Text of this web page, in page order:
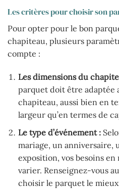
Les critères pour choisir son
Pour opter pour le bon
chapiteau, plusieurs
compte :
Les dimensions du
parquet doit être adaptée
chapiteau, aussi bien en
largeur qu’en termes de
Le type d’événement :
mariage, un anniversaire,
exposition, vos besoins
varier. Renseignez-vous
choisir le parquet le